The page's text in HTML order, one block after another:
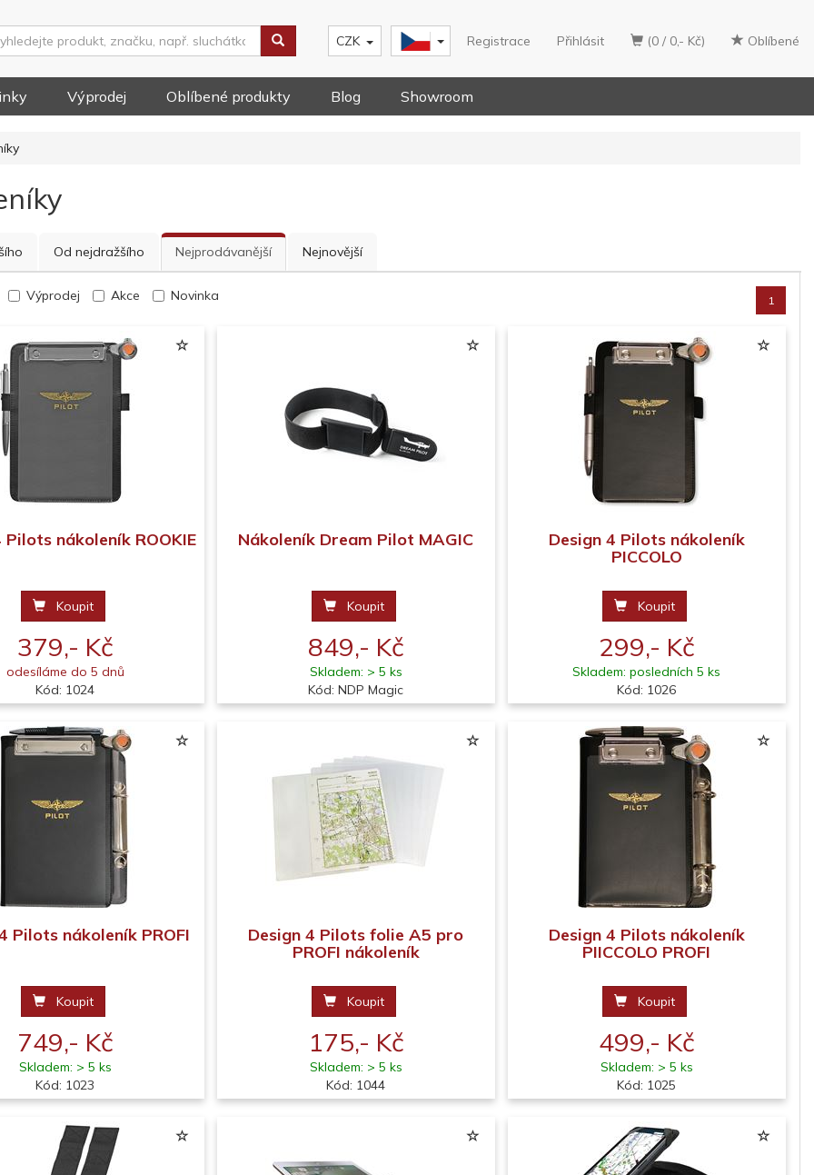
(0 / 0,- Kč) Oblíbené
Registrace Přihlásit
CZK
Výprodej Oblíbené produkty Blog Showroom
Od nejdražšího Nejprodávanější Nejnovější
Výprodej Akce Novinka 1
Pilots nákoleník ROOKIE
Koupit
379,- Kč
odesíláme do 5 dnů
Kód: 1024
Nákoleník Dream Pilot MAGIC
Koupit
849,- Kč
Skladem: > 5 ks
Kód: NDP Magic
Design 4 Pilots nákoleník
PICCOLO
Koupit
299,- Kč
Skladem: posledních 5 ks
Kód: 1026
Pilots nákoleník PROFI
Koupit
749,- Kč
Skladem: > 5 ks
Kód: 1023
Design 4 Pilots folie A5 pro
PROFI nákoleník
Koupit
175,- Kč
Skladem: > 5 ks
Kód: 1044
Design 4 Pilots nákoleník
PIICCOLO PROFI
Koupit
499,- Kč
Skladem: > 5 ks
Kód: 1025